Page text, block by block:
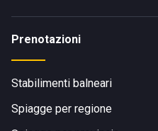
Prenotazioni
Stabilimenti balneari
Spiagge per regione